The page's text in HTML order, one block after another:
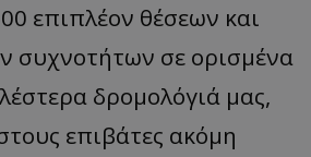
επιπλέον θέσεων και
συχνοτήτων σε ορισμένα
δρομολόγιά μας,
επιβάτες ακόμη